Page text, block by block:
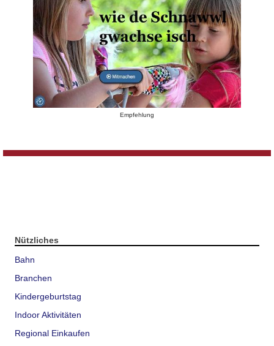
Empfehlung
Nützliches
Bahn
Branchen
Kindergeburtstag
Indoor Aktivitäten
Regional Einkaufen